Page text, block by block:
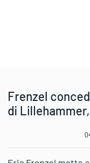
Frenzel
di